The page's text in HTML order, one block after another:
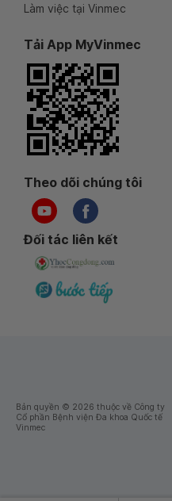
Làm việc tại Vinmec
Tải App MyVinmec
Theo dõi chúng tôi
Đối tác liên kết
Bản quyền © 2026 thuộc về Công ty
Cổ phần Bệnh viện Đa khoa Quốc tế
Vinmec